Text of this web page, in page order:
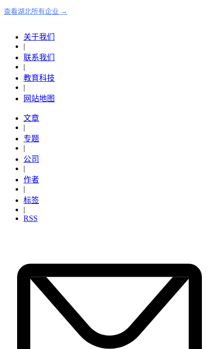
查看湖北所有企业 →
关于我们
|
联系我们
|
教育科技
|
网站地图
文章
|
专题
|
公司
|
作者
|
标签
|
RSS